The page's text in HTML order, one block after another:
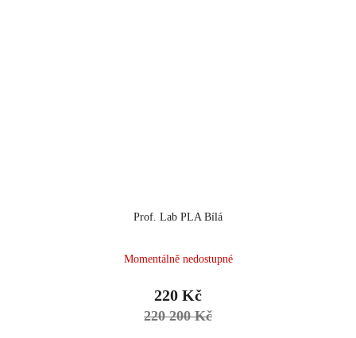
Prof. Lab PLA Bílá
Momentálně nedostupné
220 Kč
220 200 Kč